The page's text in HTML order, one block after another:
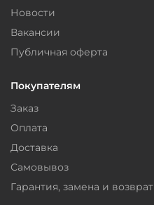
Новости
Вакансии
Публичная оферта
Покупателям
Заказ
Оплата
Доставка
Самовывоз
Гарантия, замена и возврат